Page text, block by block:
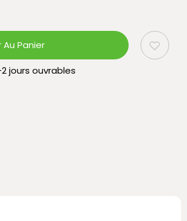
Panier
jours ouvrables